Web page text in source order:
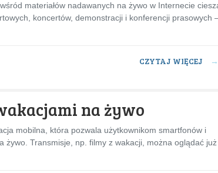
materiałów nadawanych na żywo w Internecie
koncertów, demonstracji i konferencji prasowych
CZYTAJ WIĘCEJ →
na żywo
mobilna, która pozwala użytkownikom smartfonów i
żywo. Transmisje, np. filmy z wakacji, można oglądać już